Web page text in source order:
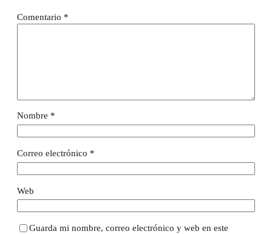
Comentario *
Nombre *
Correo electrónico *
Web
Guarda mi nombre, correo electrónico y web en este